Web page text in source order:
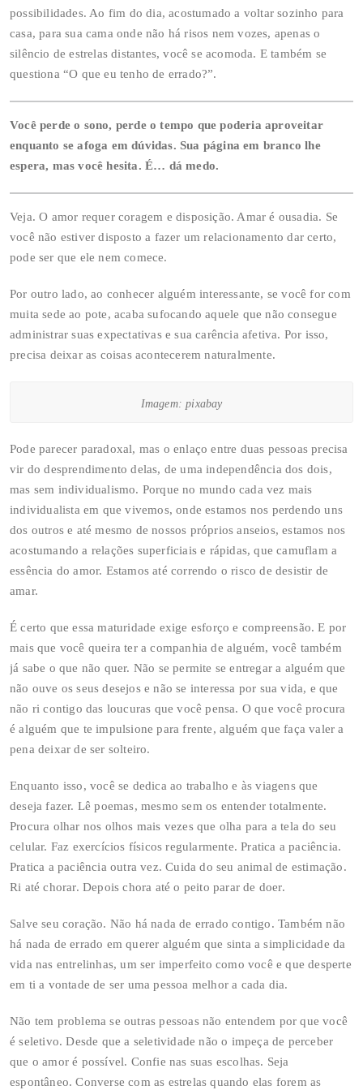
possibilidades. Ao fim do dia, acostumado a voltar sozinho para
casa, para sua cama onde não há risos nem vozes, apenas o
silêncio de estrelas distantes, você se acomoda. E também se
questiona “O que eu tenho de errado?”.
Você perde o sono, perde o tempo que poderia aproveitar
enquanto se afoga em dúvidas. Sua página em branco lhe
espera, mas você hesita. É… dá medo.
Veja. O amor requer coragem e disposição. Amar é ousadia. Se
você não estiver disposto a fazer um relacionamento dar certo,
pode ser que ele nem comece.
Por outro lado, ao conhecer alguém interessante, se você for com
muita sede ao pote, acaba sufocando aquele que não consegue
administrar suas expectativas e sua carência afetiva. Por isso,
precisa deixar as coisas acontecerem naturalmente.
Imagem: pixabay
Pode parecer paradoxal, mas o enlaço entre duas pessoas precisa
vir do desprendimento delas, de uma independência dos dois,
mas sem individualismo. Porque no mundo cada vez mais
individualista em que vivemos, onde estamos nos perdendo uns
dos outros e até mesmo de nossos próprios anseios, estamos nos
acostumando a relações superficiais e rápidas, que camuflam a
essência do amor. Estamos até correndo o risco de desistir de
amar.
É certo que essa maturidade exige esforço e compreensão. E por
mais que você queira ter a companhia de alguém, você também
já sabe o que não quer. Não se permite se entregar a alguém que
não ouve os seus desejos e não se interessa por sua vida, e que
não ri contigo das loucuras que você pensa. O que você procura
é alguém que te impulsione para frente, alguém que faça valer a
pena deixar de ser solteiro.
Enquanto isso, você se dedica ao trabalho e às viagens que
deseja fazer. Lê poemas, mesmo sem os entender totalmente.
Procura olhar nos olhos mais vezes que olha para a tela do seu
celular. Faz exercícios físicos regularmente. Pratica a paciência.
Pratica a paciência outra vez. Cuida do seu animal de estimação.
Ri até chorar. Depois chora até o peito parar de doer.
Salve seu coração. Não há nada de errado contigo. Também não
há nada de errado em querer alguém que sinta a simplicidade da
vida nas entrelinhas, um ser imperfeito como você e que desperte
em ti a vontade de ser uma pessoa melhor a cada dia.
Não tem problema se outras pessoas não entendem por que você
é seletivo. Desde que a seletividade não o impeça de perceber
que o amor é possível. Confie nas suas escolhas. Seja
espontâneo. Converse com as estrelas quando elas forem as